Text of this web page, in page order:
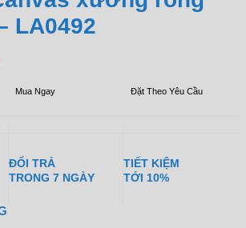
LA0492
Mua Ngay Đặt Theo Yêu Cầu
ĐỔI TRẢ
TRONG 7 NGÀY
TIẾT KIỆM
TỚI 10%